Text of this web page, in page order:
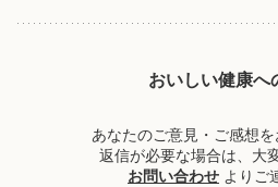
おいしい健康へ
あなたのご意見・ご感想
返信が必要な場合は、大
お問い合わせ よりご